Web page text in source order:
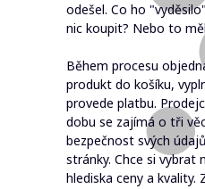
odešel. Co ho
nic koupit? Nebo to
Během procesu
produkt do košíku,
provede platbu.
dobu se zajímá o tři
bezpečnost svých
stránky. Chce si vybrat
hlediska ceny a kvality.